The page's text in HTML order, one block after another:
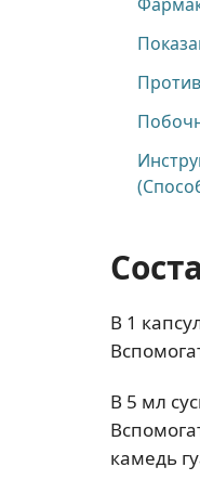
В 1
В 5 мл
камедь